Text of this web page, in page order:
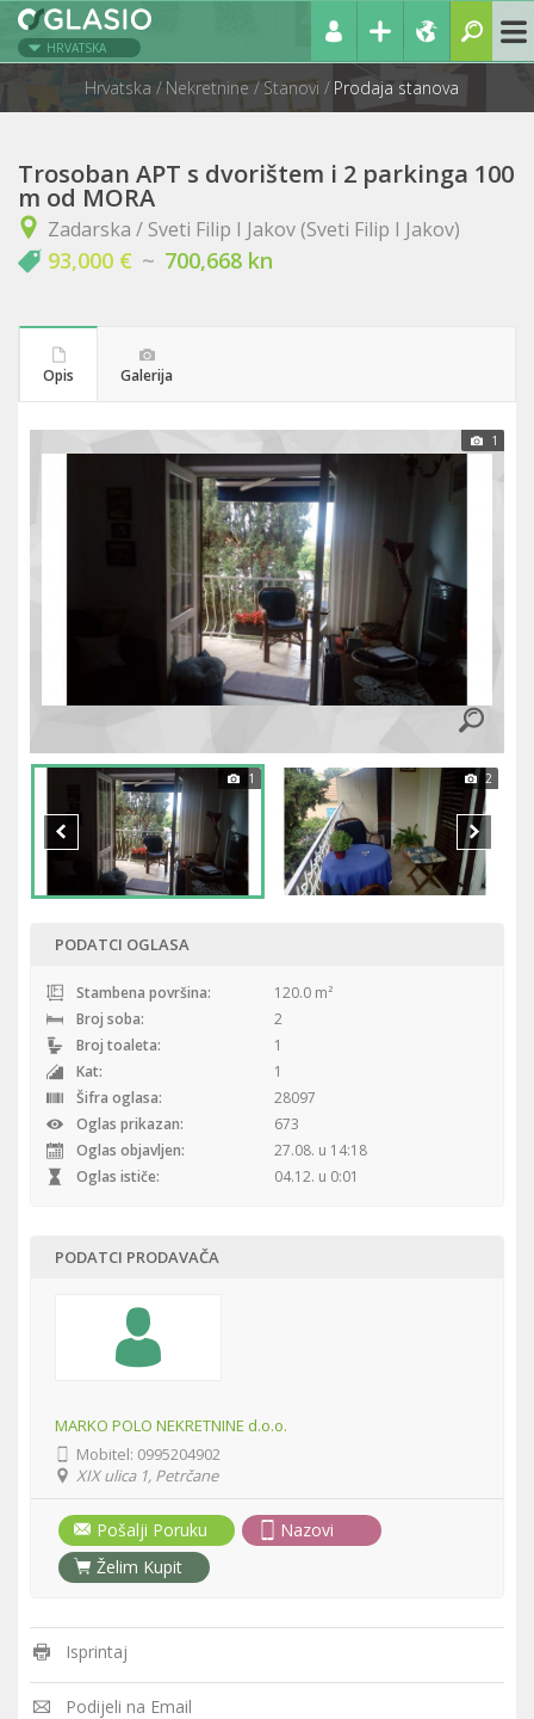
HRVATSKA
Hrvatska Nekretnine Stanovi Prodaja stanova
Trosoban APT s dvorištem i 2 parkinga 100
m od MORA
Zadarska / Sveti Filip I Jakov (Sveti Filip I Jakov)
93,000 € ~ 700,668 kn
Opis Galerija
1
1 2
PODATCI OGLASA
Stambena površina:
120.0 m²
Broj soba:
2
Broj toaleta:
1
Kat:
1
Šifra oglasa:
28097
Oglas prikazan:
673
Oglas objavljen:
27.08. u 14:18
Oglas ističe:
04.12. u 0:01
PODATCI PRODAVAČA
MARKO POLO NEKRETNINE d.o.o.
Mobitel: 0995204902
XIX ulica 1, Petrčane
Pošalji Poruku
Nazovi
Želim Kupit
Isprintaj
Podijeli na Email